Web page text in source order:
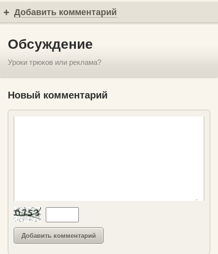
Добавить комментарий
Обсуждение
Уроки трюков или реклама?
Новый комментарий